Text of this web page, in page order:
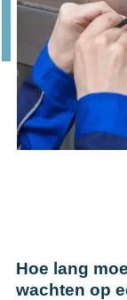
Hoe lang
wachten op